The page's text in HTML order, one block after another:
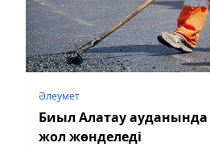
Әлеумет
Биыл Алатау ауданында 45 шақырым
жол жөнделеді